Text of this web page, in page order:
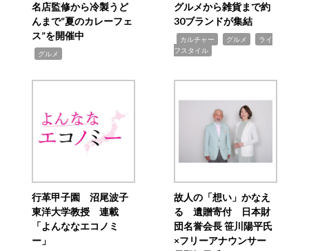
名店監修から冷製うど
んまで“夏のカレーフェ
ス”を開催中
グルメ
グルメから雑貨まで約
30ブランドが集結
カルチャー グルメ
ライ
フスタイル
行革甲子園 沼尾波子
東洋大学教授 連載
「よんななエコノミ
ー」
故人の「想い」かなえ
る 遺贈寄付 日本財
団名誉会長 笹川陽平氏
×フリーアナウンサー